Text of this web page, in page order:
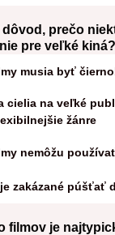
prečo
pre veľké kiná?
musia byť
cielia na veľké
žánre
nemôžu
zakázané púšťať
filmov je